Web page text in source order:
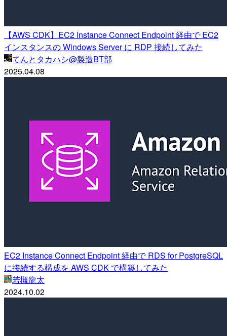
【AWS CDK】EC2 Instance Connect Endpoint 経由で EC2
インスタンスの Windows Server に RDP 接続してみた
てんとタカハシ@製造BT部
2025.04.08
EC2 Instance Connect Endpoint 経由で RDS for PostgreSQL
に接続する構成を AWS CDK で構築してみた
若槻龍太
2024.10.02